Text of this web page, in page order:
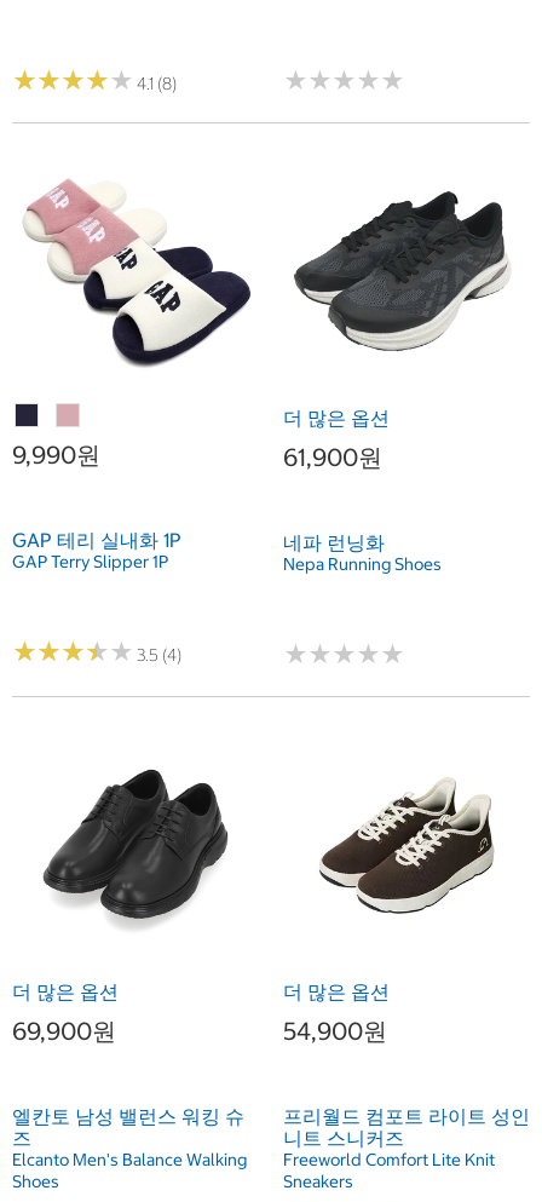
★★★★★
★★★★★ 4.1 (8) ★★★★★
★★★★★
9,990원
GAP 테리 실내화 1P
GAP Terry Slipper 1P
★★★★★
★★★★★ 3.5 (4)
더 많은 옵션
61,900원
네파 런닝화
Nepa Running Shoes
★★★★★
★★★★★
더 많은 옵션
69,900원
엘칸토 남성 밸런스 워킹 슈
즈
Elcanto Men's Balance Walking
Shoes
더 많은 옵션
54,900원
프리월드 컴포트 라이트 성인
니트 스니커즈
Freeworld Comfort Lite Knit
Sneakers